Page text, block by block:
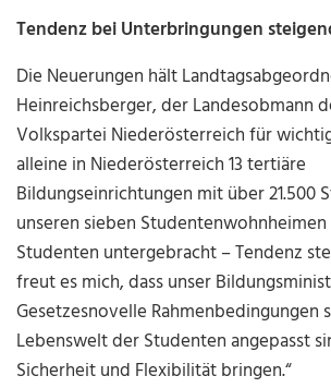
Tendenz bei Unterbringungen
Die Neuerungen hält
Heinreichsberger, der Landesobmann
Volkspartei Niederösterreich für
alleine in Niederösterreich 13 tertiäre
Bildungseinrichtungen mit über 21.500
unseren sieben Studentenwohnheimen
Studenten untergebracht – Tendenz
freut es mich, dass unser
Gesetzesnovelle Rahmenbedingungen
Lebenswelt der Studenten angepasst
Sicherheit und Flexibilität bringen.“